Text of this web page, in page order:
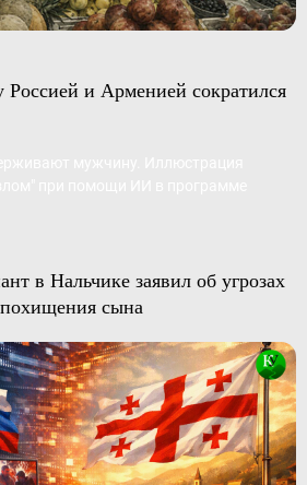
Россией и Арменией сократился
в Нальчике заявил об угрозах
сына